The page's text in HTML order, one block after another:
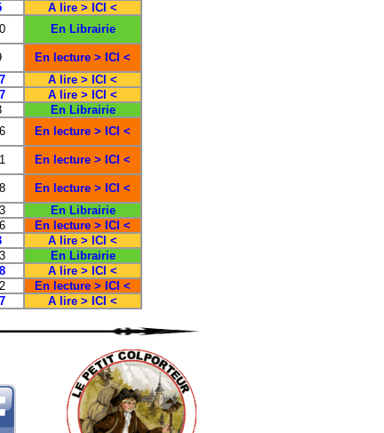
A lire > ICI <
En Librairie
En lecture > ICI <
A lire > ICI <
A lire > ICI <
En Librairie
En lecture > ICI <
En lecture > ICI <
En lecture > ICI <
En Librairie
En lecture > ICI <
A lire > ICI <
En Librairie
A lire > ICI <
En lecture > ICI <
A lire > ICI <